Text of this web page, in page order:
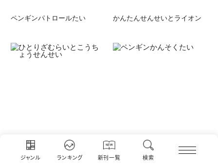
ジャンル ランキング 新刊一覧 検索
ペンギンパトロールたい かんたんせんせいとライオン
ひとりざむらいとこうちょう
せんせい
ペンギンかんそくたい